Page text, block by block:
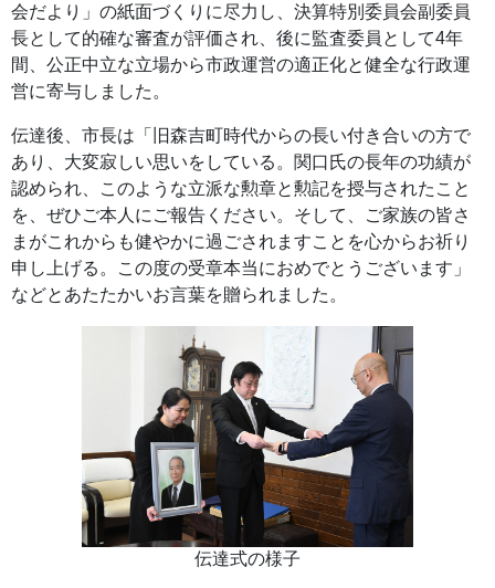
会だより」の紙面づくりに尽力し、決算特別委員会副委員
長として的確な審査が評価され、後に監査委員として4年
間、公正中立な立場から市政運営の適正化と健全な行政運
営に寄与しました。
伝達後、市長は「旧森吉町時代からの長い付き合いの方で
あり、大変寂しい思いをしている。関口氏の長年の功績が
認められ、このような立派な勲章と勲記を授与されたこと
を、ぜひご本人にご報告ください。そして、ご家族の皆さ
まがこれからも健やかに過ごされますことを心からお祈り
申し上げる。この度の受章本当におめでとうございます」
などとあたたかいお言葉を贈られました。
伝達式の様子